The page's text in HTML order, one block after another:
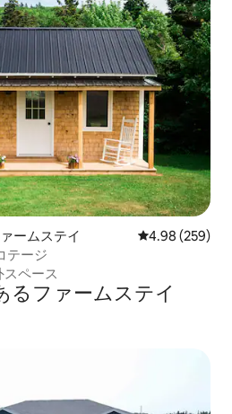
ームステイ レビュー259
4.98 (259)
テージ
スペース
るファームステイ